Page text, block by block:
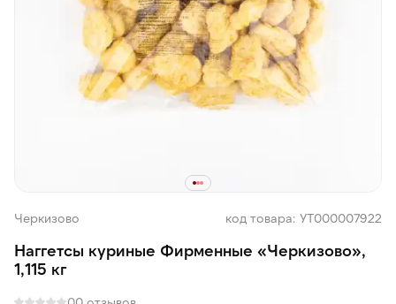
Черкизово код товара: УТ000007922
Наггетсы куриные Фирменные «Черкизово»,
1,115 кг